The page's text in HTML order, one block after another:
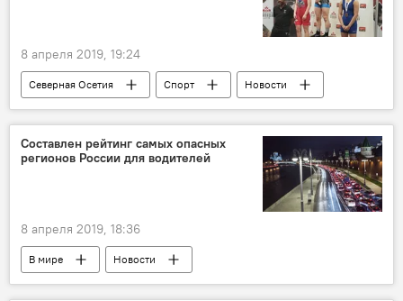
8 апреля 2019, 19:24
Северная Осетия Спорт Новости
Составлен рейтинг самых опасных
регионов России для водителей
8 апреля 2019, 18:36
В мире Новости